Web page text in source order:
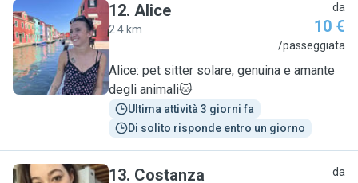
A
12. Alice
2.4 km
da
10 €
/passeggiata
Alice: pet sitter solare, genuina e amante
degli animali🐱
Ultima attività 3 giorni fa
Di solito risponde entro un giorno
13. Costanza da